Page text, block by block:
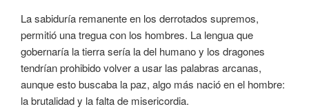
La sabiduría remanente en los derrotados supremos,
permitió una tregua con los hombres. La lengua que
gobernaría la tierra sería la del humano y los dragones
tendrían prohibido volver a usar las palabras arcanas,
aunque esto buscaba la paz, algo más nació en el hombre:
la brutalidad y la falta de misericordia.